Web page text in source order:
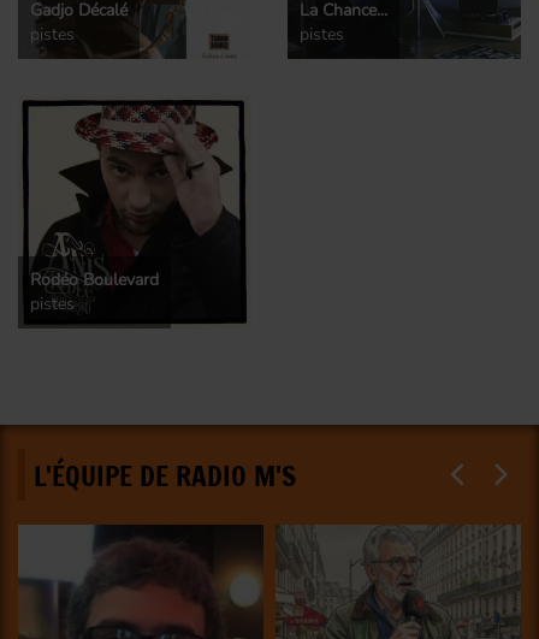
Gadjo Décalé
pistes
La Chance...
pistes
Rodéo Boulevard
pistes
L'ÉQUIPE DE RADIO M'S